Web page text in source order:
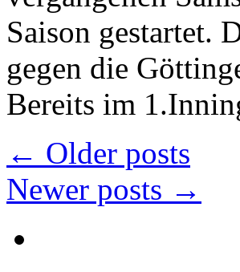
Saison gestartet.
gegen die
Bereits im
← Older posts
Newer posts →